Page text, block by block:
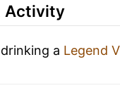
Activity
a Legend V